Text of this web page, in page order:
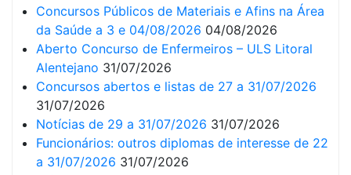
Concursos Públicos de Materiais e Afins na Área
da Saúde a 3 e 04/08/2026 04/08/2026
Aberto Concurso de Enfermeiros – ULS Litoral
Alentejano 31/07/2026
Concursos abertos e listas de 27 a 31/07/2026
31/07/2026
Notícias de 29 a 31/07/2026 31/07/2026
Funcionários: outros diplomas de interesse de 22
a 31/07/2026 31/07/2026